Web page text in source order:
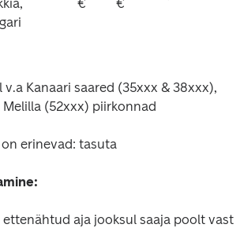
€
€
Kanaari saared (35xxx & 38xxx),
Melilla (52xxx) piirkonnad
erinevad: tasuta
ettenähtud aja jooksul saaja poolt